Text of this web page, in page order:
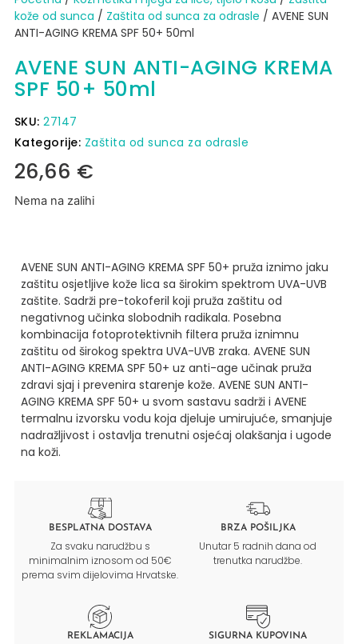
kože od sunca​ / Zaštita od sunca za odrasle / AVENE SUN
ANTI-AGING KREMA SPF 50+ 50ml
AVENE SUN ANTI-AGING KREMA
SPF 50+ 50ml
SKU:27147
Kategorije: Zaštita od sunca za odrasle
26,66 €
Nema na zalihi
AVENE SUN ANTI-AGING KREMA SPF 50+ pruža iznimo jaku
zaštitu osjetljive kože lica sa širokim spektrom UVA-UVB
zaštite. Sadrži pre-tokoferil koji pruža zaštitu od
negativnog učinka slobodnih radikala. Posebna
kombinacija fotoprotektivnih filtera pruža iznimnu
zaštitu od širokog spektra UVA-UVB zraka. AVENE SUN
ANTI-AGING KREMA SPF 50+ uz anti-age učinak pruža
zdravi sjaj i prevenira starenje kože. AVENE SUN ANTI-
AGING KREMA SPF 50+ u svom sastavu sadrži i AVENE
termalnu izvorsku vodu koja djeluje umirujuće, smanjuje
nadražljivost i ostavlja trenutni osjećaj olakšanja i ugode
na koži.
BESPLATNA DOSTAVA
Za svaku narudžbu s
minimalnim iznosom od 50€
prema svim dijelovima Hrvatske.
BRZA POŠILJKA
Unutar 5 radnih dana od
trenutka narudžbe.
REKLAMACIJA SIGURNA KUPOVINA